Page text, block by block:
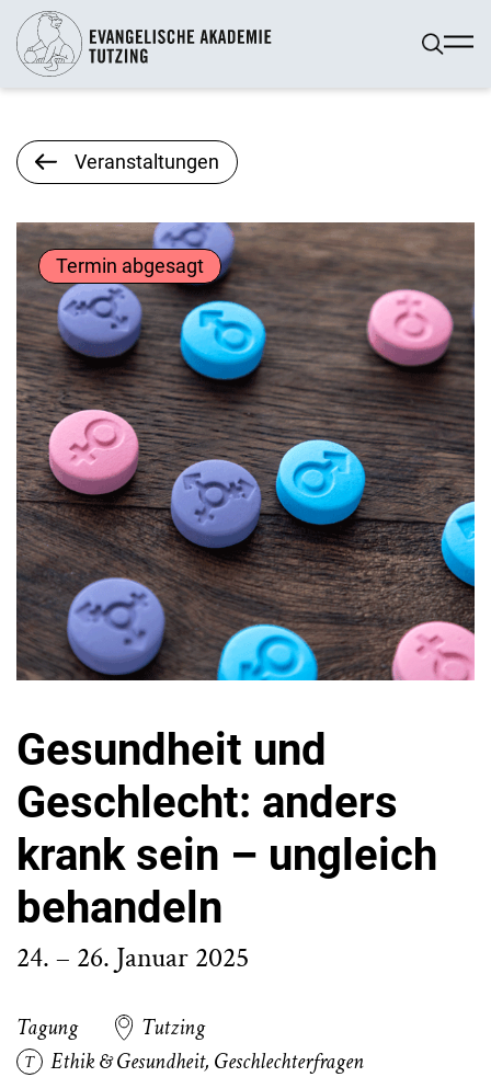
Veranstaltungen
Termin abgesagt
Gesundheit und
Geschlecht: anders
krank sein – ungleich
behandeln
24. – 26. Januar 2025
Tagung
Tutzing
Ethik & Gesundheit, Geschlechterfragen